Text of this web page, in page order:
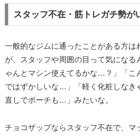
スタッフ不在・筋トレガチ勢が
一般的なジムに通ったことがある方は
が、スタッフや周囲の目って気になる
ゃんとマシン使えてるかな…？」「こ
ではずかしいな…」「軽く化粧しな
直しでポーチも…」みたいな。
チョコザップならスタッフ不在で、マ